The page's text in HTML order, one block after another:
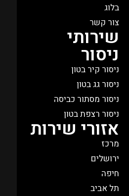
בלוג
צור קשר
שירותי
ניסור
ניסור קיר בטון
ניסור גג בטון
ניסור מסתור כביסה
ניסור רצפת בטון
אזורי שירות
מרכז
ירושלים
חיפה
תל אביב